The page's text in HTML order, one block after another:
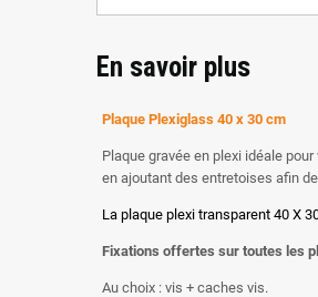
En savoir plus
Plaque Plexiglass 40 x 30 cm
Plaque gravée en plexi idéale
en ajoutant des entretoises afin
La plaque plexi transparent 40 X
Fixations offertes sur toutes les
Au choix : vis + caches vis.